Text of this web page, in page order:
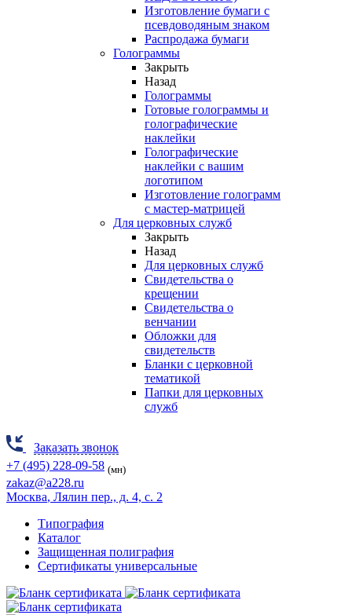
Изготовление бумаги с
псевдоводяным знаком
Распродажа бумаги
Голограммы
Закрыть
Назад
Голограммы
Готовые голограммы и
голографические
наклейки
Голографические
наклейки с вашим
логотипом
Изготовление голограмм
с мастер-матрицей
Для церковных служб
Закрыть
Назад
Для церковных служб
Свидетельства о
крещении
Свидетельства о
венчании
Обложки для
свидетельств
Бланки с церковной
тематикой
Папки для церковных
служб
Заказать звонок
+7 (495) 228-09-58 (мн)
zakaz@a228.ru
Москва, Лялин пер., д. 4, с. 2
Типография
Каталог
Защищенная полиграфия
Сертификаты универсальные